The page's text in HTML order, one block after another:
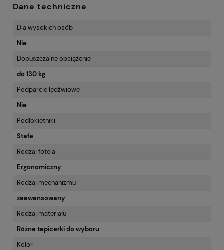
Dane techniczne
Dla wysokich osób
Nie
Dopuszczalne obciążenie
do 130 kg
Podparcie lędźwiowe
Nie
Podłokietniki
Stałe
Rodzaj fotela
Ergonomiczny
Rodzaj mechanizmu
zaawansowany
Rodzaj materiału
Różne tapicerki do wyboru
Kolor